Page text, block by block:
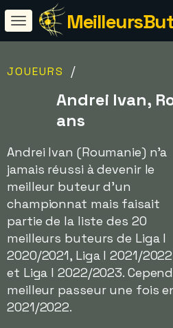
JOUEURS /
Andrei Ivan,
ans
Andrei Ivan (Roumanie) n'a
jamais réussi à devenir le
meilleur buteur d'un
championnat mais faisait
partie de la liste des 20
meilleurs buteurs de Liga I
2020/2021, Liga I 2021/2022
et Liga I 2022/2023.
meilleur passeur une fois
2021/2022.